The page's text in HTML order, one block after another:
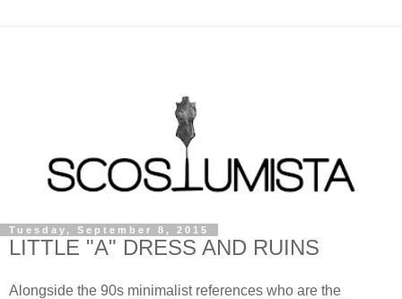
Tuesday, September 8, 2015
LITTLE "A" DRESS AND RUINS
Alongside the 90s minimalist references who are the